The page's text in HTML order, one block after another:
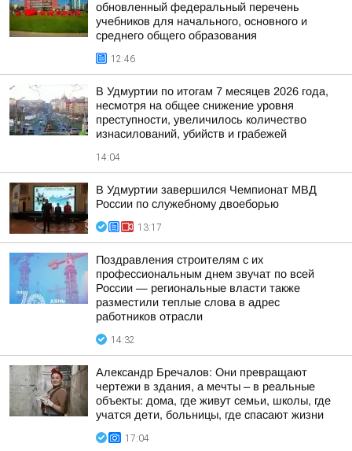
обновленный федеральный перечень
учебников для начального, основного и
среднего общего образования
12:46
В Удмуртии по итогам 7 месяцев 2026 года,
несмотря на общее снижение уровня
преступности, увеличилось количество
изнасилований, убийств и грабежей
14:04
В Удмуртии завершился Чемпионат МВД
России по служебному двоеборью
13:17
Поздравления строителям с их
профессиональным днем звучат по всей
России — региональные власти также
разместили теплые слова в адрес
работников отрасли
14:32
Александр Бречалов: Они превращают
чертежи в здания, а мечты – в реальные
объекты: дома, где живут семьи, школы, где
учатся дети, больницы, где спасают жизни
17:04